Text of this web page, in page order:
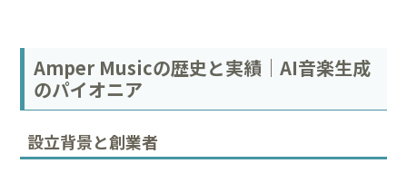
Amper Musicの歴史と実績｜AI音楽生成
のパイオニア
設立背景と創業者